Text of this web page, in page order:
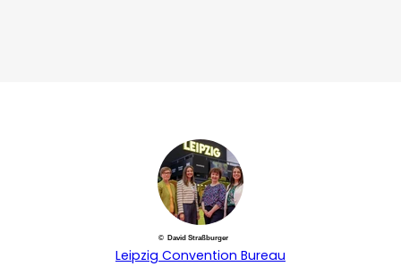
© David Straßburger
Leipzig Convention Bureau